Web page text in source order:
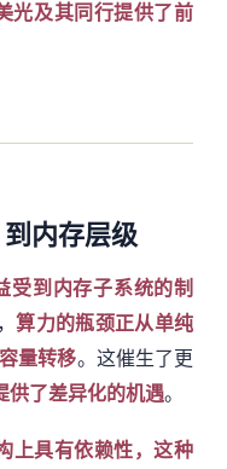
光及其同行提供了前
内存层级
受到内存子系统的制
算力的瓶颈正从单纯
量转移。这催生了更
供了差异化的机遇。
上具有依赖性，这种